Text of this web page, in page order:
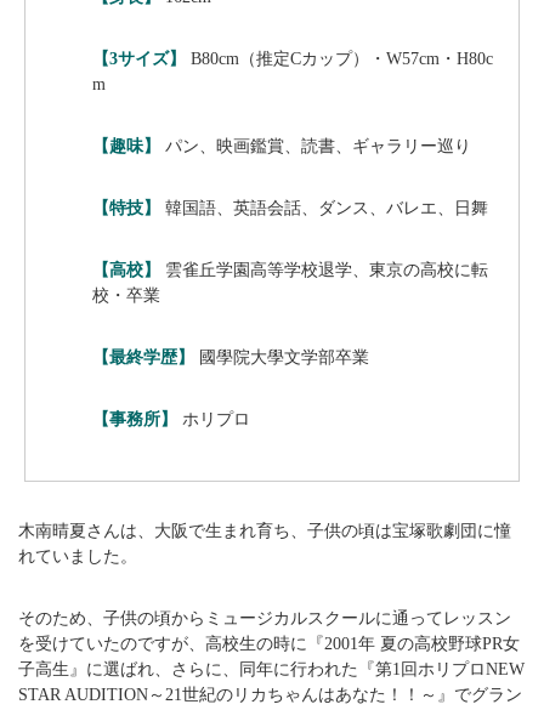
【3サイズ】
B80cm（推定Cカップ）・W57cm・H80c
m
【趣味】 パン、映画鑑賞、読書、ギャラリー巡り
【特技】 韓国語、英語会話、ダンス、バレエ、日舞
【高校】
雲雀丘学園高等学校退学、東京の高校に転
校・卒業
【最終学歴】 國學院大學文学部卒業
【事務所】 ホリプロ
木南晴夏さんは、大阪で生まれ育ち、子供の頃は宝塚歌劇団に憧
れていました。
そのため、子供の頃からミュージカルスクールに通ってレッスン
を受けていたのですが、高校生の時に『2001年 夏の高校野球PR女
子高生』に選ばれ、さらに、同年に行われた『第1回ホリプロNEW
STAR AUDITION～21世紀のリカちゃんはあなた！！～』でグラン